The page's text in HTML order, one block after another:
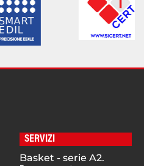
SERVIZI
Basket - serie A2.